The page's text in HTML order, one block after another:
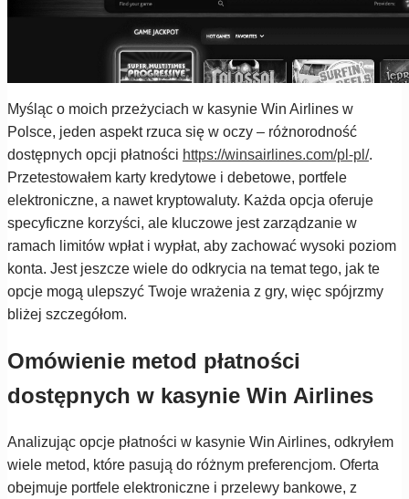
Myśląc o moich przeżyciach w kasynie Win Airlines w
Polsce, jeden aspekt rzuca się w oczy – różnorodność
dostępnych opcji płatności https://winsairlines.com/pl-pl/.
Przetestowałem karty kredytowe i debetowe, portfele
elektroniczne, a nawet kryptowaluty. Każda opcja oferuje
specyficzne korzyści, ale kluczowe jest zarządzanie w
ramach limitów wpłat i wypłat, aby zachować wysoki poziom
konta. Jest jeszcze wiele do odkrycia na temat tego, jak te
opcje mogą ulepszyć Twoje wrażenia z gry, więc spójrzmy
bliżej szczegółom.
Omówienie metod płatności
dostępnych w kasynie Win Airlines
Analizując opcje płatności w kasynie Win Airlines, odkryłem
wiele metod, które pasują do różnym preferencjom. Oferta
obejmuje portfele elektroniczne i przelewy bankowe, z